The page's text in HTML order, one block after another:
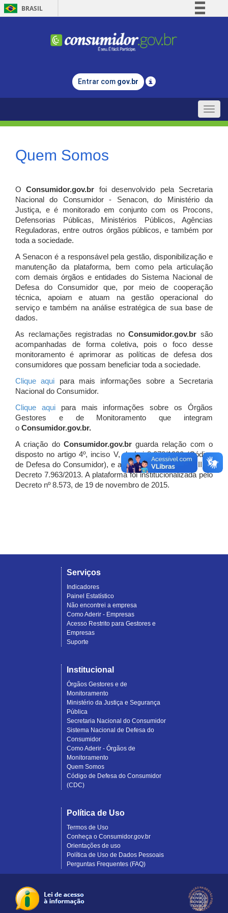
BRASIL
Comunica BR
Legislação
Entrar com gov.br
Toggle
Quem Somos
OConsumidor.gov.br
foi desenvolvido pela Secretaria
Nacional do Consumidor - Senacon, do Ministério da
Justiça, e é monitorado em conjunto com os Procons,
Defensorias Públicas, Ministérios Públicos, Agências
Reguladoras, entre outros órgãos públicos, e também por
toda a sociedade.
A Senacon é a responsável pela gestão, disponibilização e
manutenção da plataforma, bem como pela articulação
com demais órgãos e entidades do Sistema Nacional de
Defesa do Consumidor que, por meio de cooperação
técnica, apoiam e atuam na gestão operacional do
serviço e também na análise estratégica de sua base de
dados.
As reclamações registradas noConsumidor.gov.br são
acompanhadas de forma coletiva, pois o foco desse
monitoramento é aprimorar as políticas de defesa dos
consumidores que possam beneficiar toda a sociedade.
Clique aqui para mais informações sobre a Secretaria
Nacional do Consumidor.
Clique aquipara mais informações sobre os Órgãos
Gestores e de Monitoramento que integram
o Consumidor.gov.br.
A criação do Consumidor.gov.brguarda relação com o
disposto no artigo 4º, inciso V, da Lei 8.078/1990 (Código
de Defesa do Consumidor), e artigo 7º, incisos I, II e III do
Decreto 7.963/2013. A plataforma foi institucionalizada pelo
Decreto nº 8.573, de 19 de novembro de 2015.
Serviços
Indicadores
Painel Estatístico
Não encontrei a empresa
Como Aderir - Empresas
Acesso Restrito para Gestores e
Empresas
Suporte
Institucional
Órgãos Gestores e de
Monitoramento
Ministério da Justiça e Segurança
Pública
Secretaria Nacional do Consumidor
Sistema Nacional de Defesa do
Consumidor
Como Aderir - Órgãos de
Monitoramento
Quem Somos
Código de Defesa do Consumidor
(CDC)
Política de Uso
Termos de Uso
Conheça o Consumidor.gov.br
Orientações de uso
Política de Uso de Dados Pessoais
Perguntas Frequentes (FAQ)